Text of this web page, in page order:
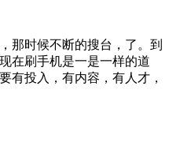
那时候不断的搜台，了。到
在刷手机是一是一样的道
有投入，有内容，有人才，